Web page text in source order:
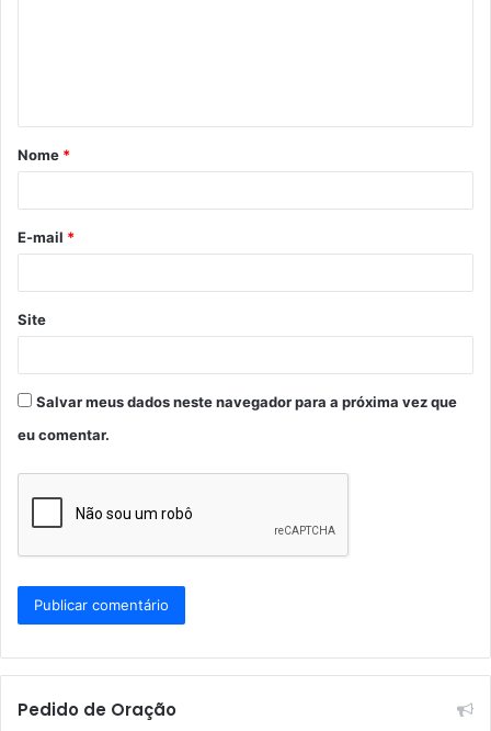
á
r
*
Nome *
E-mail *
Site
Salvar meus dados neste navegador para a próxima vez que
eu comentar.
Pedido de Oração